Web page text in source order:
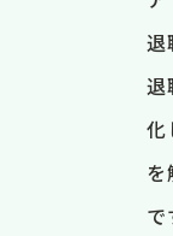
退
退
化
を
で